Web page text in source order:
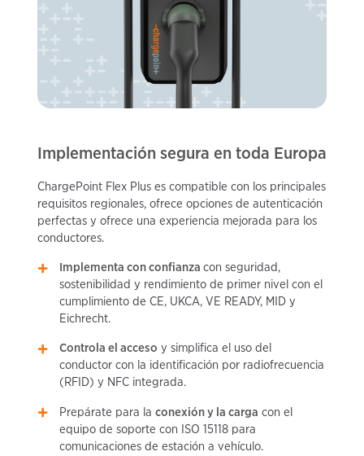
Implementación segura en toda Europa
ChargePoint Flex Plus es compatible con los principales
requisitos regionales, ofrece opciones de autenticación
perfectas y ofrece una experiencia mejorada para los
conductores.
Implementa con confianzacon seguridad,
sostenibilidad y rendimiento de primer nivel con el
cumplimiento de CE, UKCA, VE READY, MID y
Eichrecht.
Controla el acceso y simplifica el uso del
conductor con la identificación por radiofrecuencia
(RFID) y NFC integrada.
Prepárate para laconexión y la carga con el
equipo de soporte con ISO 15118 para
comunicaciones de estación a vehículo.